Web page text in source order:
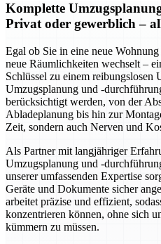
Komplette
Privat oder gewerblich –
Egal ob Sie in eine neue
neue Räumlichkeiten wechselt –
Schlüssel zu einem reibungslosen
Umzugsplanung und -
berücksichtigt werden, von der
Abladeplanung bis hin zur
Zeit, sondern auch Nerven und
Als Partner mit langjähriger
Umzugsplanung und -
unserer umfassenden Expertise
Geräte und Dokumente sicher
arbeitet präzise und effizient,
konzentrieren können, ohne sich
kümmern zu müssen.